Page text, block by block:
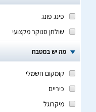
פינג פונג
שולחן סנוקר מקצועי
מה יש במטבח
קומקום חשמלי
כיריים
מיקרוגל